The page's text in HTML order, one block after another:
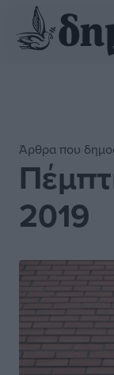
Άρθρα που
2019